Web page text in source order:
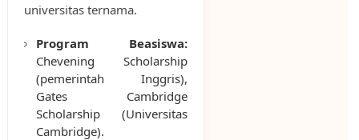
universitas ternama.
Program Beasiswa:
Chevening Scholarship
(pemerintah Inggris),
Gates Cambridge
Scholarship (Universitas
Cambridge).